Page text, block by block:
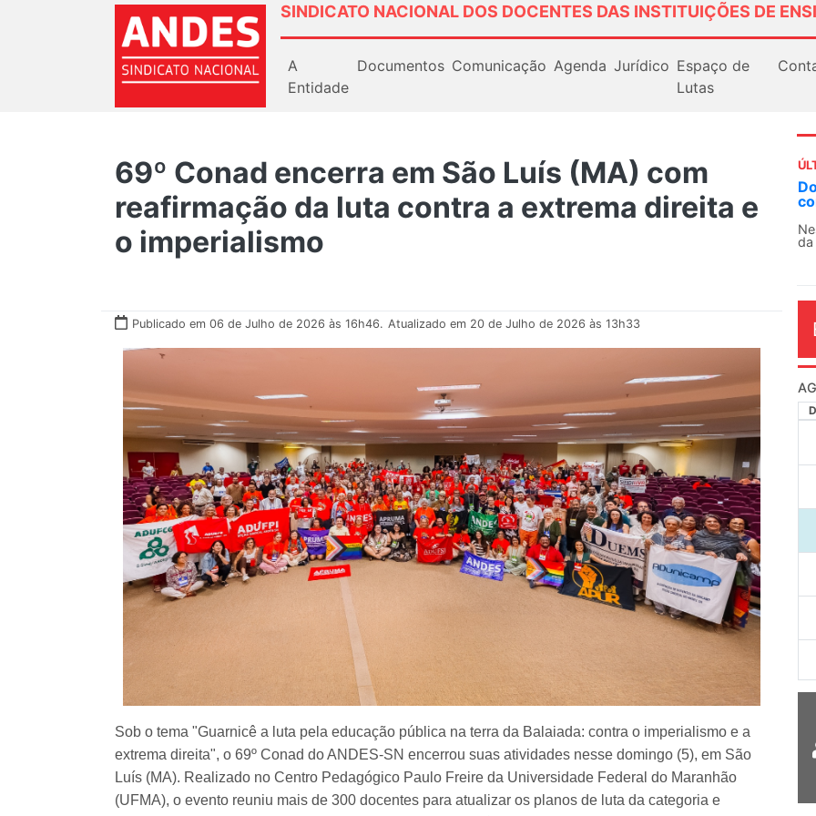
SINDICATO NACIONAL DOS DOCENTES DAS INSTITUIÇÕES DE
A
Entidade
Documentos Comunicação Agenda Jurídico Espaço de
Lutas
69º Conad encerra em São Luís (MA) com
reafirmação da luta contra a extrema direita e
o imperialismo
Publicado em 06 de Julho de 2026 às 16h46. Atualizado em 20 de Julho de 2026 às 13h33
Sob o tema "Guarnicê a luta pela educação pública na terra da Balaiada: contra o imperialismo e a
extrema direita", o 69º Conad do ANDES-SN encerrou suas atividades nesse domingo (5), em São
Luís (MA). Realizado no Centro Pedagógico Paulo Freire da Universidade Federal do Maranhão
(UFMA), o evento reuniu mais de 300 docentes para atualizar os planos de luta da categoria e
O